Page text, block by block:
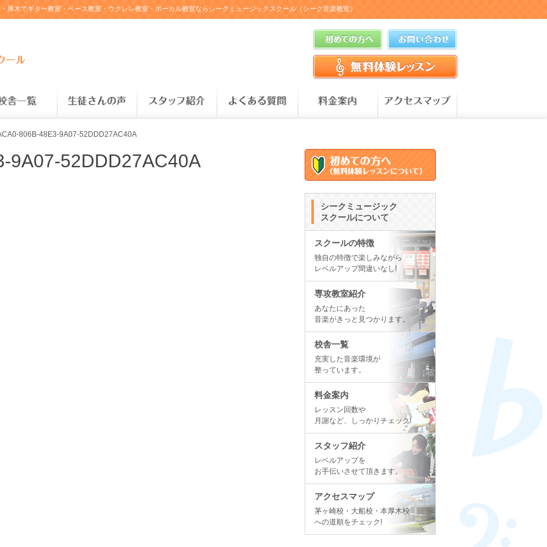
厚木でギター教室・ベース教室・ウクレレ教室・ボーカル教室ならシークミュージックスクール（シーク音楽教室）
806B-48E3-9A07-52DDD27AC40A
9A07-52DDD27AC40A
シークミュージック
スクールについて
スクールの特徴
独自の特徴で楽しみながら
レベルアップ間違いなし!
専攻教室紹介
あなたにあった
音楽がきっと見つかります。
校舎一覧
充実した音楽環境が
整っています。
料金案内
レッスン回数や
月謝など、しっかりチェック!
スタッフ紹介
レベルアップを
お手伝いさせて頂きます。
アクセスマップ
茅ヶ崎校・大船校・本厚木校
への道順をチェック!